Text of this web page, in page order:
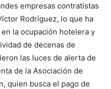
empresas contratistas
Rodríguez, lo que ha
la ocupación hotelera y
de decenas de
las luces de alerta de
de la Asociación de
quien busca el pago de